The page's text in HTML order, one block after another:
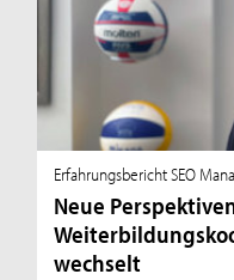
Erfahrungsbericht SEO
Neue
wechselt